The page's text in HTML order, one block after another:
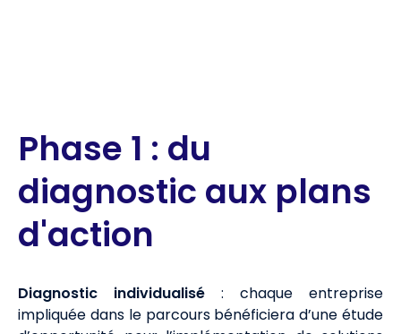
Phase 1 : du
diagnostic aux plans
d'action
Diagnostic individualisé : chaque entreprise
impliquée dans le parcours bénéficiera d’une étude